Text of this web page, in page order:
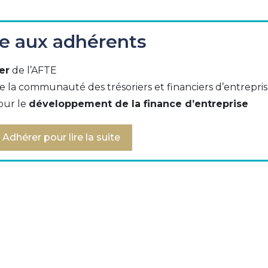
d’affaires par les commerçants et la
du client). La collaboration entre
optimiser la satisfaction du client.
2018
aux adhérents
de l’AFTE
la communauté des trésoriers et financiers
le développement de la finance d’entreprise
Adhérer pour lire la suite